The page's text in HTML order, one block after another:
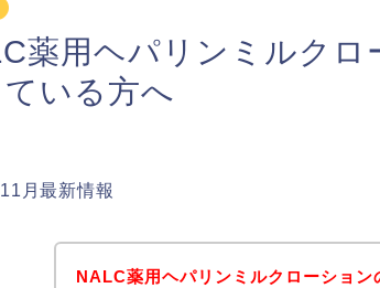
薬用ヘパリンミルクロ
いる方へ
月最新情報
NALC薬用ヘパリンミルクローション